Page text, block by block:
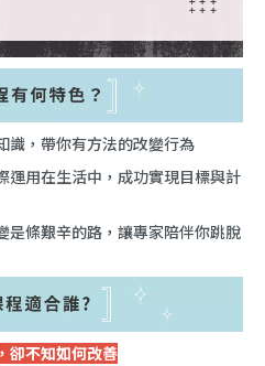
識，帶你有方法的改變行為
運用在生活中，成功實現目標與計
是條艱辛的路，讓專家陪伴你跳脫
卻不知如何改善